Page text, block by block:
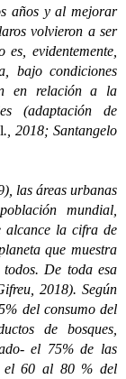
años y al mejorar
volvieron a ser
evidentemente,
bajo condiciones
en relación a la
(adaptación de
., 2018; Santangelo
las áreas urbanas
mundial,
alcance la cifra de
que muestra
De toda esa
2018). Según
del consumo del
de bosques,
el 75% de las
el 60 al 80 % del